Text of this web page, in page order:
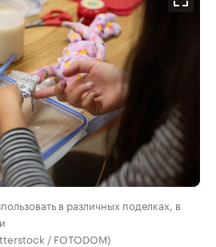
в различных поделках, в
/ FOTODOM)